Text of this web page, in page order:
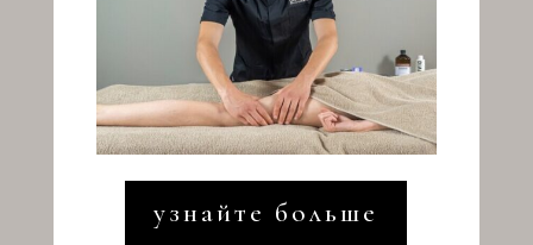
узнайте больше